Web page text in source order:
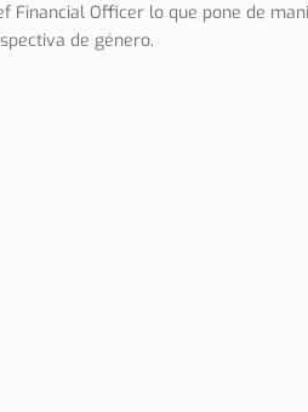
Financial Officer lo que pone de
de género.